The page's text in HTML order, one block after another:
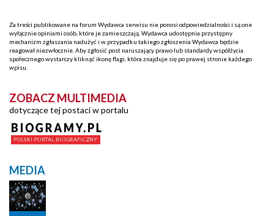
Za treści publikowane na forum Wydawca serwisu nie ponosi odpowiedzialności i są one
wyłącznie opiniami osób, które je zamieszczają. Wydawca udostępnia przystępny
mechanizm zgłaszania nadużyć i w przypadku takiego zgłoszenia Wydawca będzie
reagował niezwłocznie. Aby zgłosić post naruszający prawo lub standardy współżycia
społecznego wystarczy kliknąć ikonę flagi, która znajduje się po prawej stronie każdego
wpisu.
ZOBACZ MULTIMEDIA
dotyczące tej postaci w portalu
MEDIA